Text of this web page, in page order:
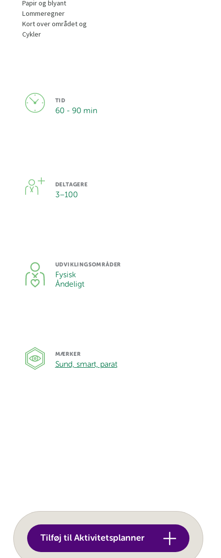
Papir og blyant
Lommeregner
Kort over området og
Cykler
TID
60 - 90 min
DELTAGERE
3–100
UDVIKLINGSOMRÅDER
Fysisk
Åndeligt
MÆRKER
Sund, smart, parat
Tilføj til Aktivitetsplanner